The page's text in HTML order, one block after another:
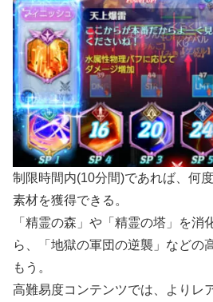
制限時間内(10分間)であれば、何
素材を獲得できる。
「精霊の森」や「精霊の塔」を消
ら、「地獄の軍団の逆襲」などの
もう。
高難易度コンテンツでは、よりレ